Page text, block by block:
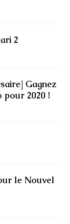
2
Gagnez
pour 2020 !
le Nouvel